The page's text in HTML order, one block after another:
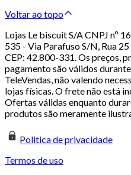
Voltar ao topo
Lojas Le biscuit S/A CNPJ nº
535 - Via Parafuso S/N, Rua
CEP: 42.800-331. Os preços,
pagamento são válidos
TeleVendas, não valendo
lojas físicas. O frete não está
Ofertas válidas enquanto
produtos são meramente
Politica de privacidade
Termos de uso